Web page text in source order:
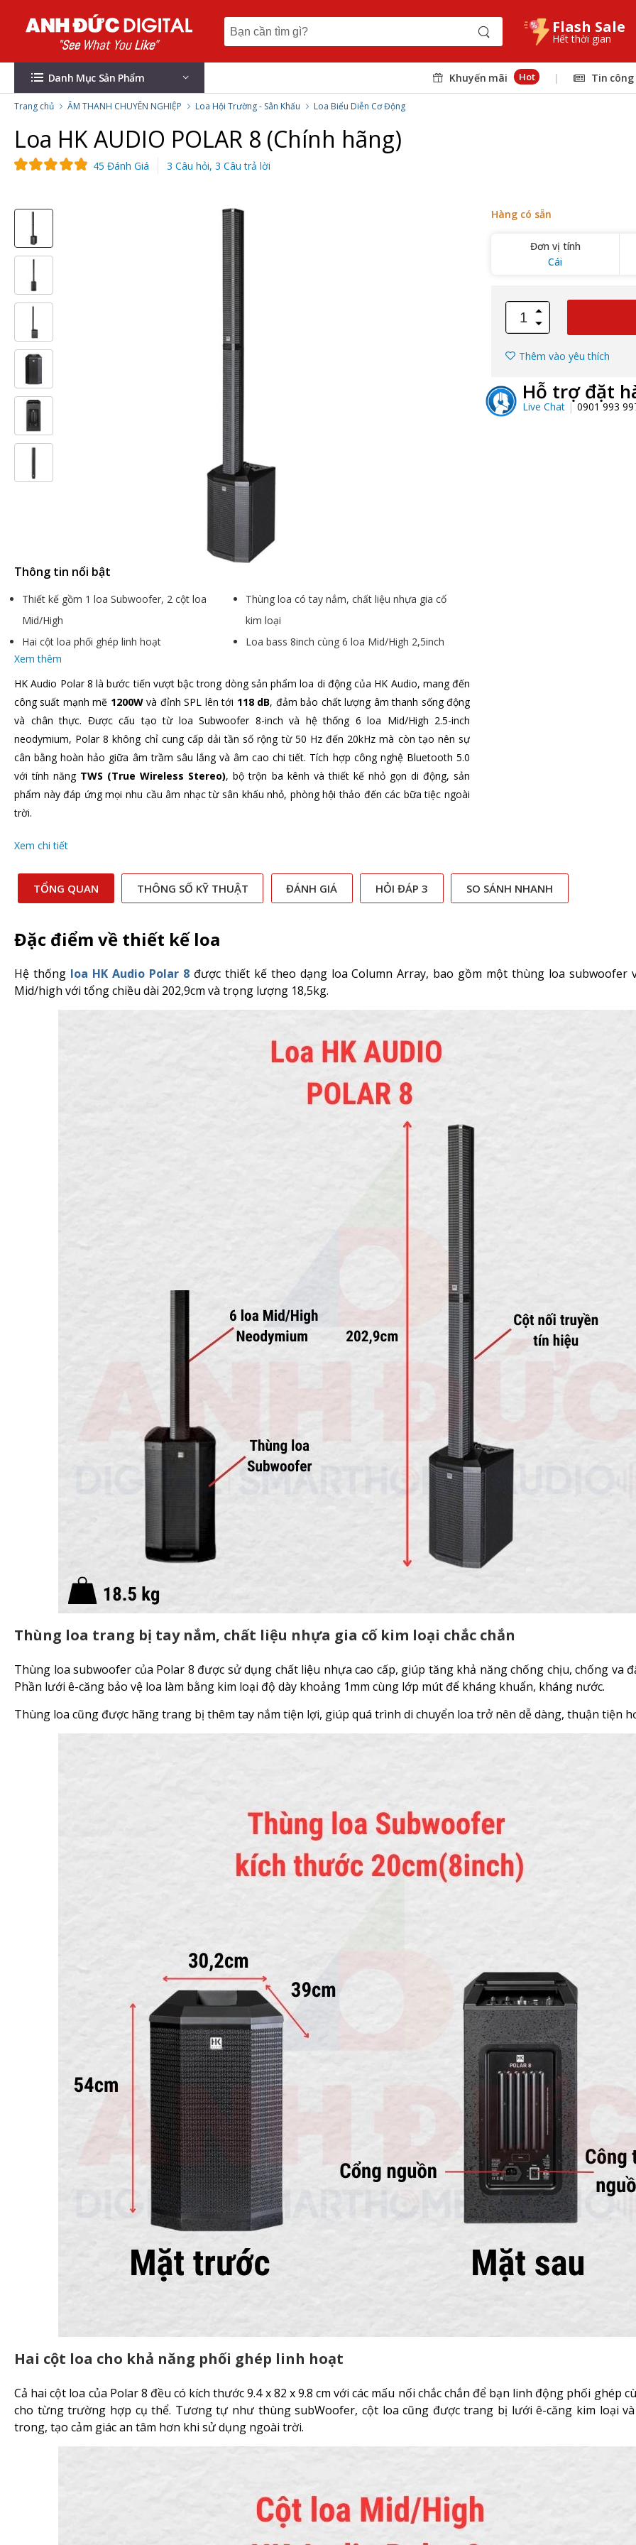
Flash Sale
Hết thời gian
Danh Mục Sản Phẩm Khuyến mãi Hot | Tin
Trang chủ ÂM THANH CHUYÊN NGHIỆP Loa Hội Trường - Sân Khấu Loa Biểu Diễn Cơ Động
Loa HK AUDIO POLAR 8 (Chính hãng)
45 Đánh Giá 3 Câu hỏi, 3 Câu trả lời
Thông tin nổi bật
Thiết kế gồm 1 loa Subwoofer, 2 cột loa
Mid/High
Thùng loa có tay nắm, chất liệu nhựa gia cố
kim loại
Hai cột loa phối ghép linh hoạt
Loa bass 8inch cùng 6 loa Mid/High 2,5inch
Xem thêm
HK Audio Polar 8 là bước tiến vượt bậc trong dòng sản phẩm loa di động của HK Audio, mang đến
công suất mạnh mẽ 1200Wvà đỉnh SPL lên tới 118 dB, đảm bảo chất lượng âm thanh sống động
và chân thực. Được cấu tạo từ loa Subwoofer 8-inch và hệ thống 6 loa Mid/High 2.5-inch
neodymium, Polar 8 không chỉ cung cấp dải tần số rộng từ 50 Hz đến 20kHz mà còn tạo nên sự
cân bằng hoàn hảo giữa âm trầm sâu lắng và âm cao chi tiết. Tích hợp công nghệ Bluetooth 5.0
với tính năng TWS (True Wireless Stereo), bộ trộn ba kênh và thiết kế nhỏ gọn di động, sản
phẩm này đáp ứng mọi nhu cầu âm nhạc từ sân khấu nhỏ, phòng hội thảo đến các bữa tiệc ngoài
trời.
Xem chi tiết
Hàng có sẵn
Đơn vị tính
Cái
Thêm vào yêu thích
Hỗ trợ đặt
Live Chat 0901 993
TỔNG QUAN THÔNG SỐ KỸ THUẬT ĐÁNH GIÁ HỎI ĐÁP 3 SO SÁNH NHANH
Đặc điểm về thiết kế loa
Hệ thống loa HK Audio Polar 8được thiết kế theo dạng loa Column Array, bao gồm một thùng loa subwoofer
Mid/high với tổng chiều dài 202,9cm và trọng lượng 18,5kg.
Thùng loa trang bị tay nắm, chất liệu nhựa gia cố kim loại chắc chắn
Thùng loa subwoofer của Polar 8 được sử dụng chất liệu nhựa cao cấp, giúp tăng khả năng chống chịu, chống va
Phần lưới ê-căng bảo vệ loa làm bằng kim loại độ dày khoảng 1mm cùng lớp mút để kháng khuẩn, kháng nước.
Thùng loa cũng được hãng trang bị thêm tay nắm tiện lợi, giúp quá trình di chuyển loa trở nên dễ dàng, thuận tiện
Hai cột loa cho khả năng phối ghép linh hoạt
Cả hai cột loa của Polar 8 đều có kích thước 9.4 x 82 x 9.8 cm với các mấu nối chắc chắn để bạn linh động phối ghép
cho từng trường hợp cụ thể. Tương tự như thùng subWoofer, cột loa cũng được trang bị lưới ê-căng kim loại
trong, tạo cảm giác an tâm hơn khi sử dụng ngoài trời.